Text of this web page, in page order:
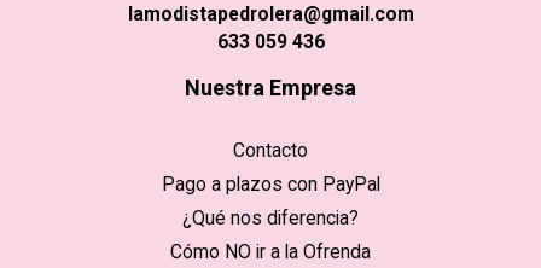
lamodistapedrolera@gmail.com
633 059 436
Nuestra Empresa
Contacto
Pago a plazos con PayPal
¿Qué nos diferencia?
Cómo NO ir a la Ofrenda